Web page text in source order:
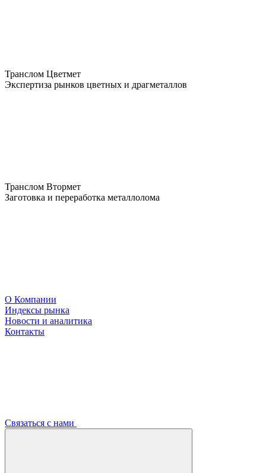
Транслом Цветмет
Экспертиза рынков цветных и драгметаллов
Транслом Втормет
Заготовка и переработка металлолома
О Компании
Индексы рынка
Новости и аналитика
Контакты
Связаться с нами